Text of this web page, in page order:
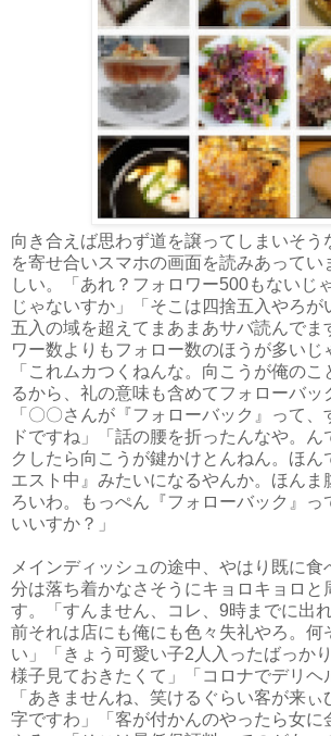
向き合えば思わず道を譲ってしまいそう
を寄せ合いスマホの画面を読みあってい
しい。「あれ？フォロワー500もないじ
じゃないすか」「そこは四捨五入やろが
五入の域を超えてまあまあサバ読んでま
ワー数よりもフォロー数のほうが多いじ
「これムカつくねんな。向こうが俺のこ
るから、礼の意味も含めてフォローバッ
「〇〇さんが『フォローバック』って
ドですね」「話の腰を折ったんなや。ん
クしたら向こうが鍵かけとんねん。ほん
エスト中』みたいになるやんか。ほんま
ろいわ。もっぺん『フォローバック』っ
いいすか？」
メインディッシュの途中、やはり既に食
分は落ち着かなさそうにキョロキョロと
す。「すんません、コレ、9時までに出
前それは店にも俺にも色々失礼やろ。何
い」「きょう可愛い子2人入ったばっか
様子見ておきたくて」「コロナでデリヘ
「あきませんね、笑けるぐらい客が来
字ですわ」「客が付かんのやったら女に